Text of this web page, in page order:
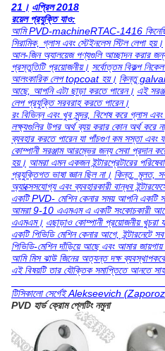
21। এপ্রিল 2018
রয়েল প্রযুক্তি যাও:
আমি PVD-machineRTAC-1416
সিরামিক, গ্লাস এবং স্টেইনলেস স্টিল লেপা হয়।
আল-জিন অ্যালয়েজ পণ্যগুলি আচ্ছাদন করার
প্রস্তুতিটি প্রয়োজনীয়। সর্বোত্তম বিকল্প
আলংকারিক লেপ topcoat হয়। কিন্তু
আছে, আপনি এটা ছাড়া করতে পারেন। এই
লেপ প্রযুক্তি সরবরাহ করতে পারেন।
রং বিভিন্ন এবং খুব সুন্দর, বিশেষ করে গ্লাস
লক্ষ্যগুলির উপর অর্থ ব্যয় করার কোন অর্থ করে
ব্যবহার করতে পারেন যা পাঁচগুণ কম সস্তা
কোম্পানী সরঞ্জাম আরম্ভের জন্য সেবা প্রদান
হয়। আমরা এমন একজন ইন্টারপ্রেটারের
প্রযুক্তিগত ভাষা জ্ঞান ছিল না। কিন্তু, মূলত,
অ্যাক্সেসযোগ্য এবং ব্যবহারকারী বান্ধব
একটি PVD- মেশিন কেনার সময় আপনি একটি
আমরা 9-10 এএমএম এ একটি সংকোচকারী
এএমএম। এছাড়াও কোম্পানী প্রয়োজনীয় খুচরা
একটি পিভিডি মেশিন কেনার আগে, ইন্টারনেটে
পিভিডি-মেশিন দাঁড়িয়ে আছে এবং আমার
আমি মিস ঝাউ জিনের অত্যন্ত দক্ষ
এই বিষয়টি তার যৌক্তিক সমাপ্তিতে আনতে
টিসিকালো সের্গেই Alekseevich
PVD হার্ড ক্রোম প্লেটিং নমুনা